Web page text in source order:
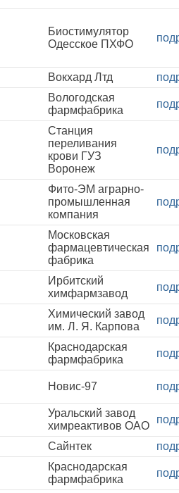
Биостимулятор
Одесское ПХФО
Вокхард Лтд
Вологодская
фармфабрика
Станция
переливания
крови ГУЗ
Воронеж
Фито-ЭМ аграрно-
промышленная
компания
Московская
фармацевтическая
фабрика
Ирбитский
химфармзавод
Химический завод
им. Л. Я. Карпова
Краснодарская
фармфабрика
Новис-97
Уральский завод
химреактивов ОАО
Сайнтек
Краснодарская
фармфабрика